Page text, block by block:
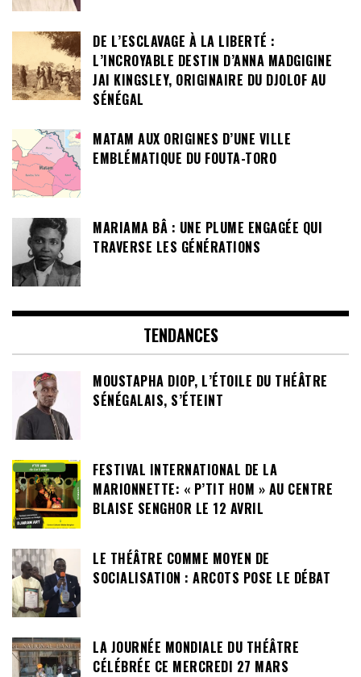
DE L’ESCLAVAGE À LA LIBERTÉ :
L’INCROYABLE DESTIN D’ANNA MADGIGINE
JAI KINGSLEY, ORIGINAIRE DU DJOLOF AU
SÉNÉGAL
MATAM AUX ORIGINES D’UNE VILLE
EMBLÉMATIQUE DU FOUTA-TORO
MARIAMA BÂ : UNE PLUME ENGAGÉE QUI
TRAVERSE LES GÉNÉRATIONS
TENDANCES
MOUSTAPHA DIOP, L’ÉTOILE DU THÉÂTRE
SÉNÉGALAIS, S’ÉTEINT
FESTIVAL INTERNATIONAL DE LA
MARIONNETTE: « P’TIT HOM » AU CENTRE
BLAISE SENGHOR LE 12 AVRIL
LE THÉÂTRE COMME MOYEN DE
SOCIALISATION : ARCOTS POSE LE DÉBAT
LA JOURNÉE MONDIALE DU THÉÂTRE
CÉLÉBRÉE CE MERCREDI 27 MARS